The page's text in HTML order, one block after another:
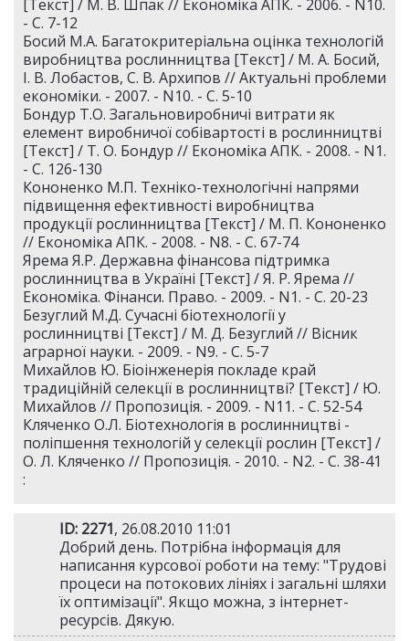
[Текст] / М. В. Шпак // Економіка АПК. - 2006. - N10.
- С. 7-12
Босий М.А. Багатокритеріальна оцінка технологій
виробництва рослинництва [Текст] / М. А. Босий,
І. В. Лобастов, С. В. Архипов // Актуальні проблеми
економіки. - 2007. - N10. - С. 5-10
Бондур Т.О. Загальновиробничі витрати як
елемент виробничої собівартості в рослинництві
[Текст] / Т. О. Бондур // Економіка АПК. - 2008. - N1.
- С. 126-130
Кононенко М.П. Техніко-технологічні напрями
підвищення ефективності виробництва
продукції рослинництва [Текст] / М. П. Кононенко
// Економіка АПК. - 2008. - N8. - С. 67-74
Ярема Я.Р. Державна фінансова підтримка
рослинництва в Україні [Текст] / Я. Р. Ярема //
Економіка. Фінанси. Право. - 2009. - N1. - С. 20-23
Безуглий М.Д. Сучасні біотехнології у
рослинництві [Текст] / М. Д. Безуглий // Вісник
аграрної науки. - 2009. - N9. - С. 5-7
Михайлов Ю. Біоінженерія покладе край
традиційній селекції в рослинництві? [Текст] / Ю.
Михайлов // Пропозиція. - 2009. - N11. - С. 52-54
Кляченко О.Л. Біотехнологія в рослинництві -
поліпшення технологій у селекції рослин [Текст] /
О. Л. Кляченко // Пропозиція. - 2010. - N2. - С. 38-41
:
ID: 2271, 26.08.2010 11:01
Добрий день. Потрібна інформація для
написання курсової роботи на тему: "Трудові
процеси на потокових лініях і загальні шляхи
їх оптимізації". Якщо можна, з інтернет-
ресурсів. Дякую.